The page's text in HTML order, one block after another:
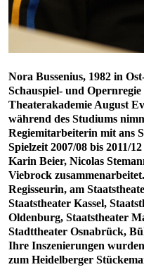
Nora Bussenius, 1982 in
Schauspiel- und
Theaterakademie August
während des Studiums
Regiemitarbeiterin mit ans
Spielzeit 2007/08 bis 2011/
Karin Beier, Nicolas
Viebrock
Regisseurin, am
Staatstheater Kassel,
Oldenburg, Staatstheater
Stadttheater Osnabrück,
Ihre Inszenierungen
zum Heidelberger